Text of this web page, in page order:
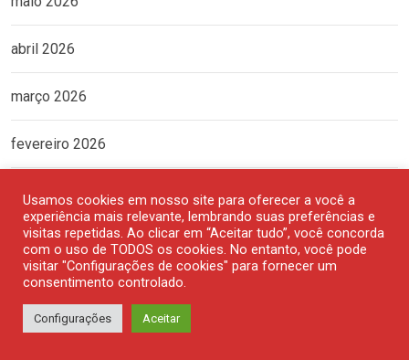
abril 2026
março 2026
fevereiro 2026
janeiro 2026
dezembro 2025
novembro 2025
outubro 2025
Usamos cookies em nosso site para oferecer a você a
experiência mais relevante, lembrando suas preferências e
visitas repetidas. Ao clicar em “Aceitar tudo”, você concorda
com o uso de TODOS os cookies. No entanto, você pode
visitar "Configurações de cookies" para fornecer um
consentimento controlado.
Configurações Aceitar